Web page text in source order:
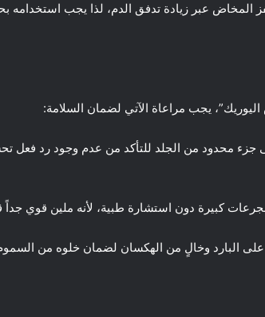
المخاض عبر زيادة تدفق الدم، لذا يجب
يجب مراعاة الآتي لضمان السلامة:
جزء محدود من الجلد للتأكد من عدم وجود رد فعل
البارد وخالٍ من الهكسان لضمان خلوه من السموم